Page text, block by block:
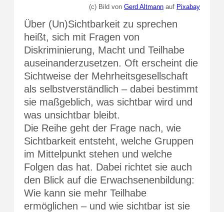
(c) Bild von Gerd Altmann auf Pixabay
Über (Un)Sichtbarkeit zu sprechen
heißt, sich mit Fragen von
Diskriminierung, Macht und Teilhabe
auseinanderzusetzen. Oft erscheint die
Sichtweise der Mehrheitsgesellschaft
als selbstverständlich – dabei bestimmt
sie maßgeblich, was sichtbar wird und
was unsichtbar bleibt.
Die Reihe geht der Frage nach, wie
Sichtbarkeit entsteht, welche Gruppen
im Mittelpunkt stehen und welche
Folgen das hat. Dabei richtet sie auch
den Blick auf die Erwachsenenbildung:
Wie kann sie mehr Teilhabe
ermöglichen – und wie sichtbar ist sie